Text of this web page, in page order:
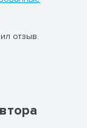
отзыв.